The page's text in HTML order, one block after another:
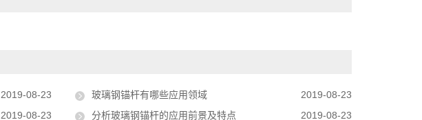
2019-08-23 玻璃钢锚杆有哪些应用领域
2019-08-23
2019-08-23 分析玻璃钢锚杆的应用前景及特点
2019-08-23